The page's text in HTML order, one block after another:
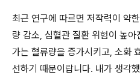
최근 연구에 따르면 저작력이 약
량 감소, 심혈관 질환 위험이 높
가는 혈류량을 증가시키고, 소화
선하기 때문이랍니다. 내가 생각